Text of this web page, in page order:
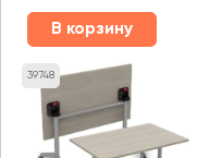
В корзину
39748